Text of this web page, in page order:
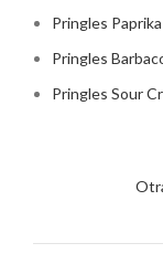
Pringles Paprika
Pringles
Pringles Sour